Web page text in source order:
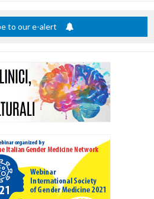
to our e-alert